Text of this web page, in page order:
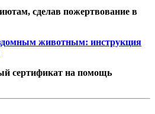
сделав пожертвование в
животным: инструкция
сертификат на помощь